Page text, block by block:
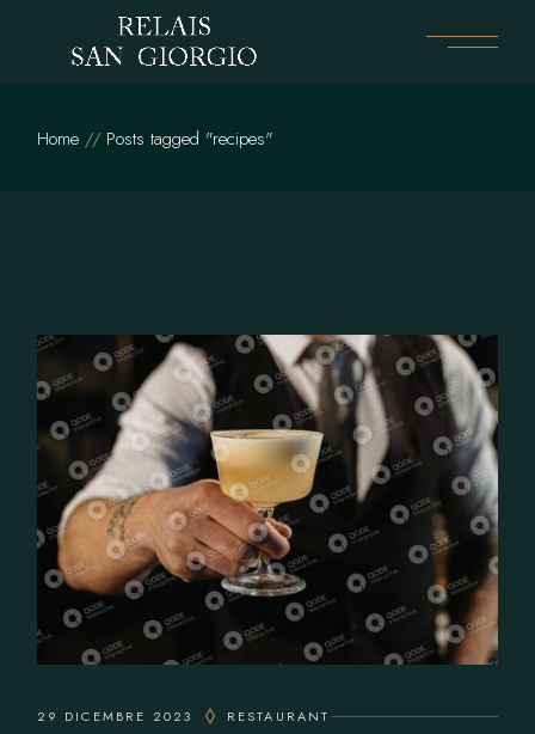
Home Posts tagged "recipes"
29 DICEMBRE 2023 RESTAURANT